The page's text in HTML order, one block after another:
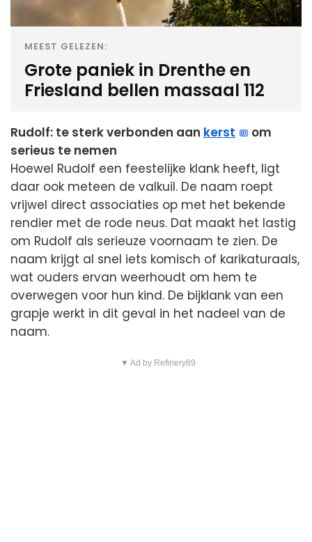
MEEST GELEZEN:
Grote paniek in Drenthe en
Friesland bellen massaal 112
Rudolf: te sterk verbonden aan kerst
om
serieus te nemen
Hoewel Rudolf een feestelijke klank heeft, ligt
daar ook meteen de valkuil. De naam roept
vrijwel direct associaties op met het bekende
rendier met de rode neus. Dat maakt het lastig
om Rudolf als serieuze voornaam te zien. De
naam krijgt al snel iets komisch of karikaturaals,
wat ouders ervan weerhoudt om hem te
overwegen voor hun kind. De bijklank van een
grapje werkt in dit geval in het nadeel van de
naam.
▼ Ad by Refinery89